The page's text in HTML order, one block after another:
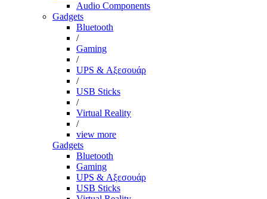
Audio Components
Gadgets
Bluetooth
/
Gaming
/
UPS & Αξεσουάρ
/
USB Sticks
/
Virtual Reality
/
view more
Gadgets
Bluetooth
Gaming
UPS & Αξεσουάρ
USB Sticks